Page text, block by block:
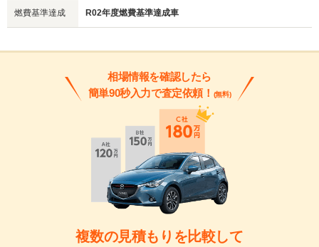
燃費基準達成 R02年度燃費基準達成車
相場情報を確認したら
簡単90秒入力で査定依頼！ (無料)
複数の見積もりを比較して